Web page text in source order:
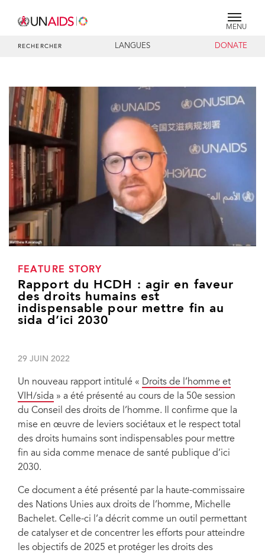
MENU
RECHERCHER LANGUES DONATE
FEATURE STORY
Rapport du HCDH : agir en faveur
des droits humains est
indispensable pour mettre fin au
sida d’ici 2030
29 JUIN 2022
Un nouveau rapport intitulé « Droits de l’homme et
VIH/sida » a été présenté au cours de la 50e session
du Conseil des droits de l’homme. Il confirme que la
mise en œuvre de leviers sociétaux et le respect total
des droits humains sont indispensables pour mettre
fin au sida comme menace de santé publique d’ici
2030.
Ce document a été présenté par la haute-commissaire
des Nations Unies aux droits de l’homme, Michelle
Bachelet. Celle-ci l’a décrit comme un outil permettant
de catalyser et de concentrer les efforts pour atteindre
les objectifs de 2025 et protéger les droits des